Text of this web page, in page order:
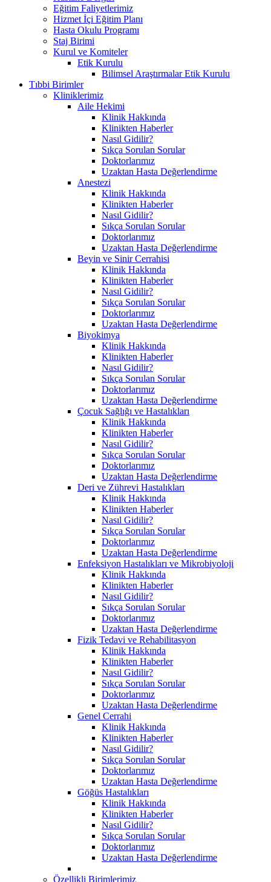
Eğitim Faliyetlerimiz
Hizmet İçi Eğitim Planı
Hasta Okulu Programı
Staj Birimi
Kurul ve Komiteler
Etik Kurulu
Bilimsel Araştırmalar Etik Kurulu
Tıbbi Birimler
Kliniklerimiz
Aile Hekimi
Klinik Hakkında
Klinikten Haberler
Nasıl Gidilir?
Sıkça Sorulan Sorular
Doktorlarımız
Uzaktan Hasta Değerlendirme
Anestezi
Klinik Hakkında
Klinikten Haberler
Nasıl Gidilir?
Sıkça Sorulan Sorular
Doktorlarımız
Uzaktan Hasta Değerlendirme
Beyin ve Sinir Cerrahisi
Klinik Hakkında
Klinikten Haberler
Nasıl Gidilir?
Sıkça Sorulan Sorular
Doktorlarımız
Uzaktan Hasta Değerlendirme
Biyokimya
Klinik Hakkında
Klinikten Haberler
Nasıl Gidilir?
Sıkça Sorulan Sorular
Doktorlarımız
Uzaktan Hasta Değerlendirme
Çocuk Sağlığı ve Hastalıkları
Klinik Hakkında
Klinikten Haberler
Nasıl Gidilir?
Sıkça Sorulan Sorular
Doktorlarımız
Uzaktan Hasta Değerlendirme
Deri ve Zührevi Hastalıkları
Klinik Hakkında
Klinikten Haberler
Nasıl Gidilir?
Sıkça Sorulan Sorular
Doktorlarımız
Uzaktan Hasta Değerlendirme
Enfeksiyon Hastalıkları ve Mikrobiyoloji
Klinik Hakkında
Klinikten Haberler
Nasıl Gidilir?
Sıkça Sorulan Sorular
Doktorlarımız
Uzaktan Hasta Değerlendirme
Fizik Tedavi ve Rehabilitasyon
Klinik Hakkında
Klinikten Haberler
Nasıl Gidilir?
Sıkça Sorulan Sorular
Doktorlarımız
Uzaktan Hasta Değerlendirme
Genel Cerrahi
Klinik Hakkında
Klinikten Haberler
Nasıl Gidilir?
Sıkça Sorulan Sorular
Doktorlarımız
Uzaktan Hasta Değerlendirme
Göğüs Hastalıkları
Klinik Hakkında
Klinikten Haberler
Nasıl Gidilir?
Sıkça Sorulan Sorular
Doktorlarımız
Uzaktan Hasta Değerlendirme
Özellikli Birimlerimiz